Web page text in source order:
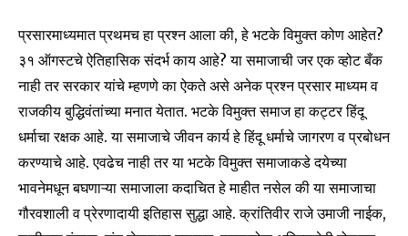
प्रसारमाध्यमात प्रथमच हा प्रश्न आला की, हे भटके विमुक्त कोण आहेत?
३१ ऑगस्टचे ऐतिहासिक संदर्भ काय आहे? या समाजाची जर एक व्होट बँक
नाही तर सरकार यांचे म्हणणे का ऐकते असे अनेक प्रश्न प्रसार माध्यम व
राजकीय बुद्धिवंतांच्या मनात येतात. भटके विमुक्त समाज हा कट्टर हिंदू
धर्माचा रक्षक आहे. या समाजाचे जीवन कार्य हे हिंदू धर्माचे जागरण व प्रबोधन
करण्याचे आहे. एवढेच नाही तर या भटके विमुक्त समाजाकडे दयेच्या
भावनेमधून बघणाऱ्या समाजाला कदाचित हे माहीत नसेल की या समाजाचा
गौरवशाली व प्रेरणादायी इतिहास सुद्धा आहे. क्रांतिवीर राजे उमाजी नाईक,